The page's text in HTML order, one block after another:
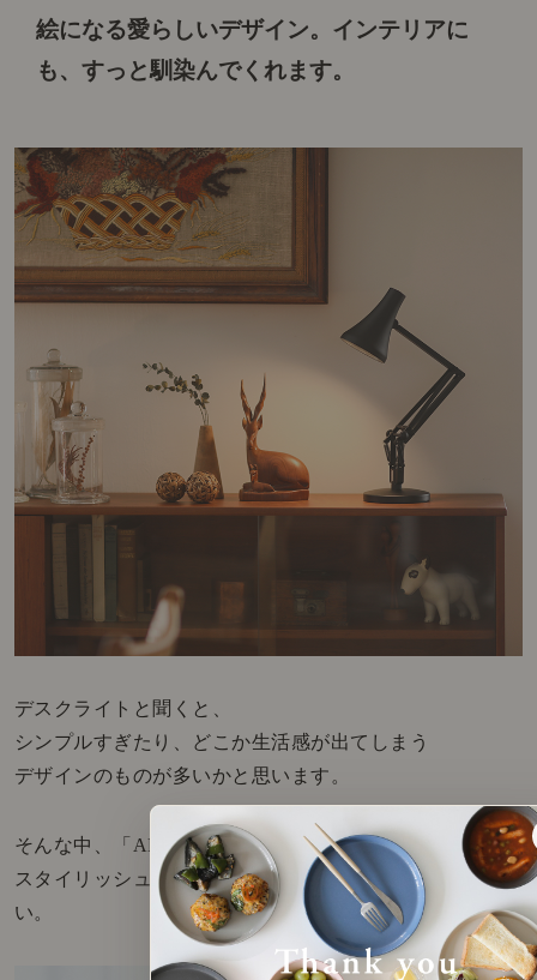
絵になる愛らしいデザイン。 インテリアに
も、すっと馴染んでくれます。
デスクライトと聞くと、
シンプルすぎたり、どこか生活感が出てしまう
デザインのものが多いかと思います。
そんな中、「ANGLEPOISE 90 MINI MINI」は
スタイリッシュで、ただ置いているだけで絵になる佇ま
い。